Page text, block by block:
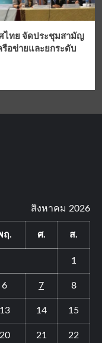
ไทย จัดประชุมสามัญ
รือข่ายและยกระดับ
สิงหาคม 2026
ฤ. ศ. ส.
1
6 7 8
13 14 15
20 21 22